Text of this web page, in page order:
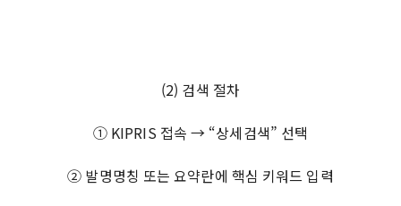
(2) 검색 절차
① KIPRIS 접속 → “상세검색” 선택
② 발명명칭 또는 요약란에 핵심 키워드 입력